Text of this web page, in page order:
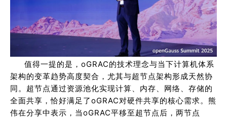
值得一提的是，oGRAC的技术理念与当下计算机体系
架构的变革趋势高度契合，尤其与超节点架构形成天然协
同。超节点通过资源池化实现计算、内存、网络、存储的
全面共享，恰好满足了oGRAC对硬件共享的核心需求。熊
伟在分享中表示，当oGRAC平移至超节点后，两节点